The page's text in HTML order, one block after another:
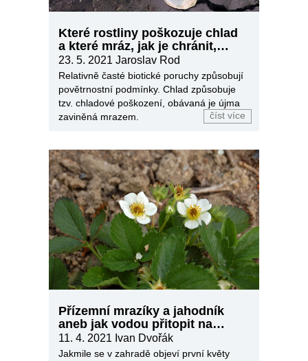
Které rostliny poškozuje chlad
a které mráz, jak je chránit,
ošetřit
23. 5. 2021 Jaroslav Rod
Relativně časté biotické poruchy způsobují
povětrnostní podmínky. Chlad způsobuje
tzv. chladové poškození, obávaná je újma
zaviněná mrazem.
číst více
Přízemní mrazíky a jahodník
aneb jak vodou přitopit na
záhoně
11. 4. 2021 Ivan Dvořák
Jakmile se v zahradě objeví první květy